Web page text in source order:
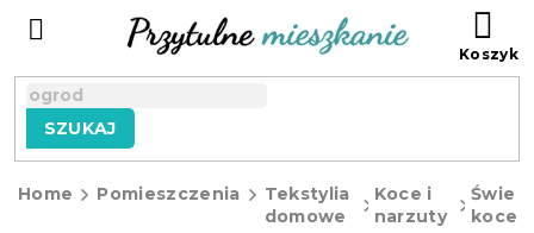
SZUKAJ
Home Pomieszczenia
Tekstylia
domowe
Koce i
narzuty
koce